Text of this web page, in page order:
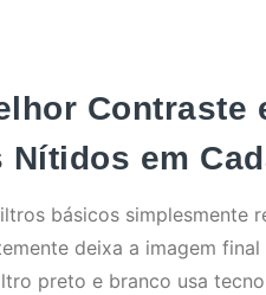
Contraste
Nítidos em
básicos simplesmente
deixa a imagem
preto e branco usa